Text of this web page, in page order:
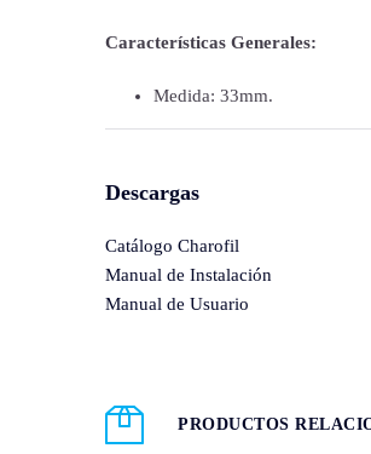
Características Generales:
Medida: 33mm.
Descargas
Catálogo Charofil
Manual de Instalación
Manual de Usuario
PRODUCTOS